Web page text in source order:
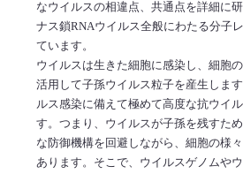
なウイルスの相違点、共通点を詳細に
ナス鎖RNAウイルス全般にわたる分子
ています。
ウイルスは生きた細胞に感染し、細胞
活用して子孫ウイルス粒子を産生しま
ルス感染に備えて極めて高度な抗ウイ
す。つまり、ウイルスが子孫を残すた
な防御機構を回避しながら、細胞の様
あります。そこで、ウイルスゲノムや